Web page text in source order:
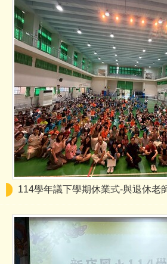
114學年議下學期休業式-與退休老